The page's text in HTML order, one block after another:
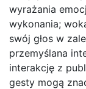
wyrażania
wykonania;
swój głos w
przemyślana
interakcję z
gesty mogą